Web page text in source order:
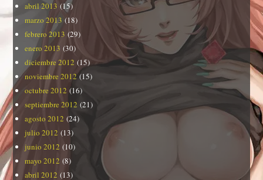
abril 2013 (15)
marzo 2013 (18)
febrero 2013 (29)
enero 2013 (30)
diciembre 2012 (15)
noviembre 2012(15)
octubre 2012 (16)
septiembre 2012 (21)
agosto 2012 (24)
julio 2012 (13)
junio 2012 (10)
mayo 2012 (8)
abril 2012 (13)